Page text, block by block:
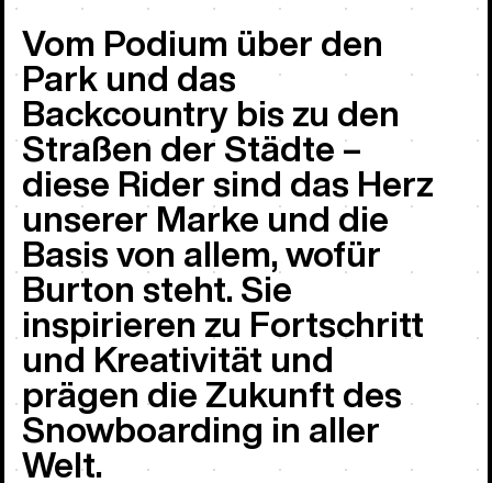
Vom Podium über den
Park und das
Backcountry bis zu den
Straßen der Städte –
diese Rider sind das Herz
unserer Marke und die
Basis von allem, wofür
Burton steht. Sie
inspirieren zu Fortschritt
und Kreativität und
prägen die Zukunft des
Snowboarding in aller
Welt.